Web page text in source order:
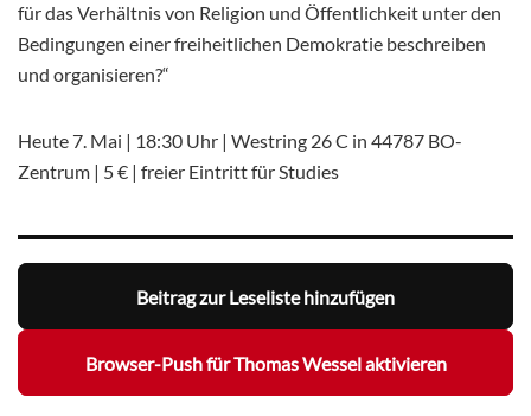
für das Verhältnis von Religion und Öffentlichkeit unter den
Bedingungen einer freiheitlichen Demokratie beschreiben
und organisieren?“
Heute 7. Mai | 18:30 Uhr | Westring 26 C in 44787 BO-
Zentrum | 5 € | freier Eintritt für Studies
Beitrag zur Leseliste hinzufügen
Browser-Push für Thomas Wessel aktivieren